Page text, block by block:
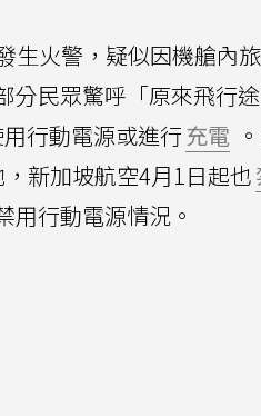
生火警，疑似因機艙內
民眾驚呼「原來飛行
行動電源或進行充電 。
新加坡航空4月1日起也
用行動電源情況。